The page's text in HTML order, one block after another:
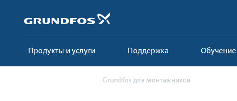
основному
контенту
Продукты и услуги Поддержка Обучение
Grundfos для монтажников